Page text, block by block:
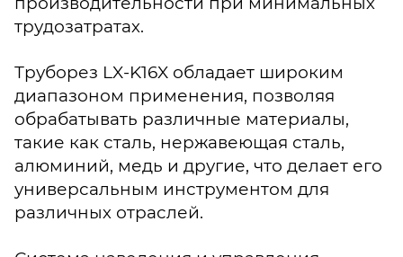
трудозатратах.
Труборез LX-K16X обладает широким
диапазоном применения, позволяя
обрабатывать различные материалы,
такие как сталь, нержавеющая сталь,
алюминий, медь и другие, что делает его
универсальным инструментом для
различных отраслей.